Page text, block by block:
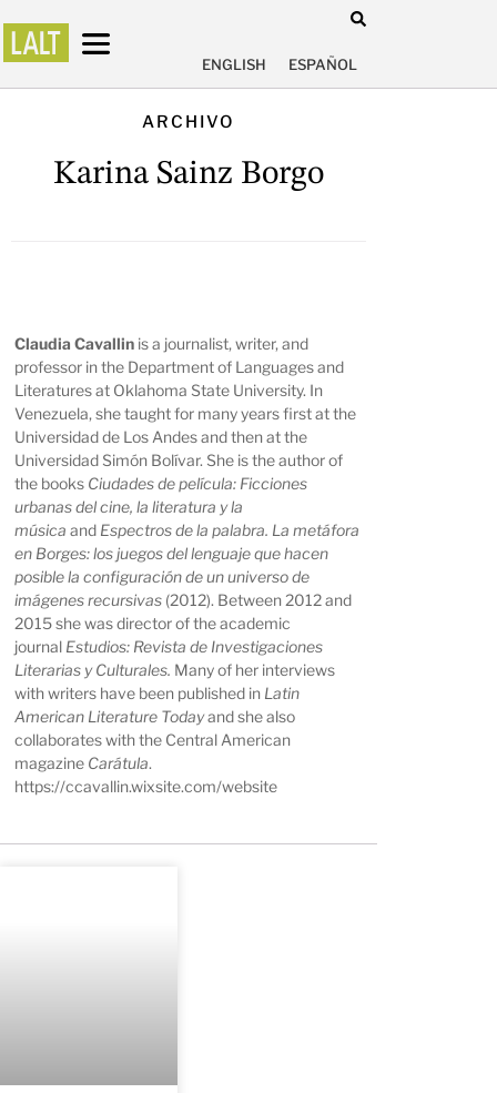
ENGLISH ESPAÑOL
ARCHIVO
Karina Sainz Borgo
Claudia Cavallin is a journalist, writer, and
professor in the Department of Languages and
Literatures at Oklahoma State University. In
Venezuela, she taught for many years first at the
Universidad de Los Andes and then at the
Universidad Simón Bolívar. She is the author of
the books Ciudades de película: Ficciones
urbanas del cine, la literatura y la
música and Espectros de la palabra. La metáfora
en Borges: los juegos del lenguaje que hacen
posible la configuración de un universo de
imágenes recursivas (2012). Between 2012 and
2015 she was director of the academic
journal Estudios: Revista de Investigaciones
Literarias y Culturales. Many of her interviews
with writers have been published in Latin
American Literature Todayand she also
collaborates with the Central American
magazine Carátula.
https://ccavallin.wixsite.com/website